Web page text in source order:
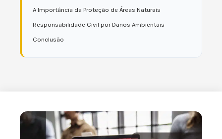
A Importância da Proteção de Áreas Naturais
Responsabilidade Civil por Danos Ambientais
Conclusão